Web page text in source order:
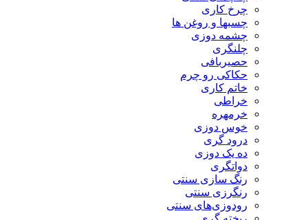
چرخ کاری
چسبها و روغن ها
چشمه دوزی
چلنگری
حصیربافی
حکاکی رو چرم
خاتم کاری
خراطی
خرمهره
خوس دوزی
درود گری
ده یک دوزی
دواتگری
رنگ سازی سنتی
رنگرزی سنتی
رودوزی‌های سنتی